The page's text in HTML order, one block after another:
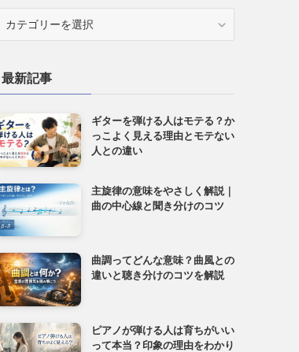
ー最新記事
ギターを弾ける人はモテる？か
っこよく見える理由とモテない
人との違い
主旋律の意味をやさしく解説｜
曲の中心線と聞き分けのコツ
曲調ってどんな意味？曲風との
違いと聴き分けのコツを解説
ピアノが弾ける人は育ちがいい
って本当？印象の理由をわかり